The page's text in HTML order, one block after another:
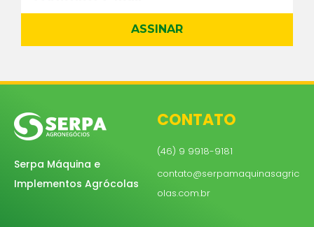
ASSINAR
Serpa Máquina e
Implementos Agrócolas
CONTATO
(46) 9 9918-9181
contato@serpamaquinasagric
olas.com.br